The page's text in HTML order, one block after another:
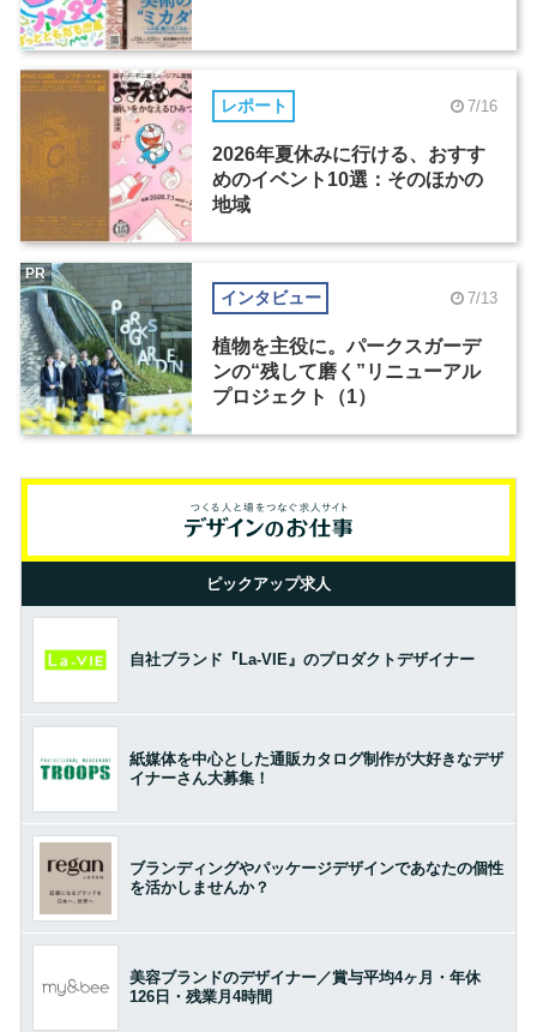
レポート 7/16
2026年夏休みに行ける、おすす
めのイベント10選：そのほかの
地域
インタビュー 7/13
植物を主役に。パークスガーデ
ンの“残して磨く”リニューアル
プロジェクト（1）
PR
ピックアップ求人
自社ブランド『La-VIE』のプロダクトデザイナー
紙媒体を中心とした通販カタログ制作が大好きなデザ
イナーさん大募集！
ブランディングやパッケージデザインであなたの個性
を活かしませんか？
美容ブランドのデザイナー／賞与平均4ヶ月・年休
126日・残業月4時間